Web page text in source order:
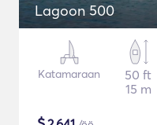
Lagoon 500
Katamaraan
50 ft
15 m